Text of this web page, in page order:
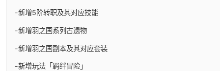
-新增5阶转职及其对应技能
-新增羽之国系列古遗物
-新增羽之国副本及其对应套装
-新增玩法「羁绊冒险」